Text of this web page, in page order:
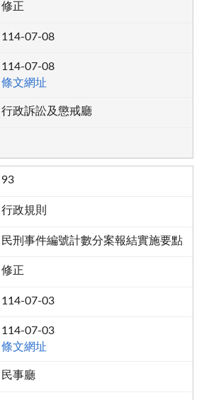
修正
114-07-08
114-07-08
條文網址
行政訴訟及懲戒廳
93
行政規則
民刑事件編號計數分案報結實施要點
修正
114-07-03
114-07-03
條文網址
民事廳